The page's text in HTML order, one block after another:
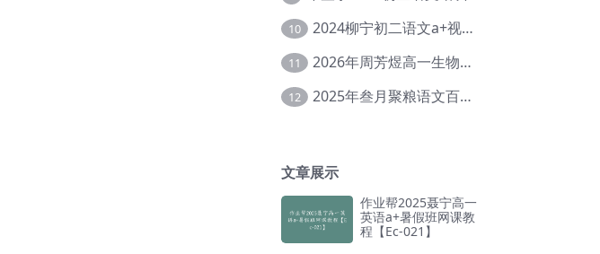
10 2024柳宁初二语文a+视频教程+课堂笔记+讲义（暑假班+秋季班）【Da-003】
11 2026年周芳煜高一生物上学期网课教程【Ee-056】
12 2025年叁月聚粮语文百日冲刺｜荡平玄学诅咒【Ea-001】
文章展示
作业帮2025聂宁高一
英语a+暑假班网课教
程【Ec-021】